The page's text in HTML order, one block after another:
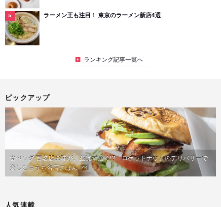
ラーメン王も注目！ 東京のラーメン新店4選
ランキング記事一覧へ
ピックアップ
食べログ 百名店の味が、並ばず届く!?「ロケットナウ」のデリバリーで
楽しむおうち名店ごはん PR
人気連載